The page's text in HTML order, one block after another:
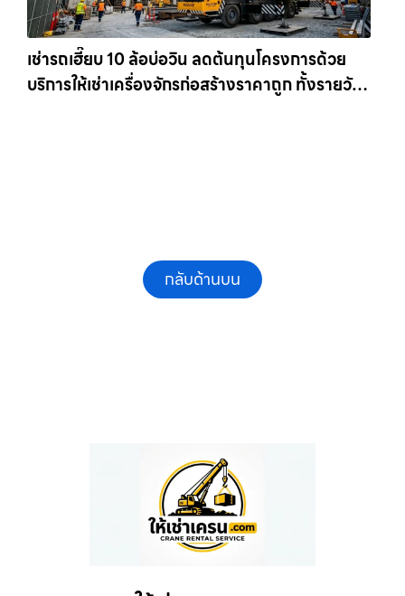
เช่ารถเฮี๊ยบ 10 ล้อบ่อวิน ลดต้นทุนโครงการด้วย
บริการให้เช่าเครื่องจักรก่อสร้างราคาถูก ทั้งรายวัน
กลับด้านบน